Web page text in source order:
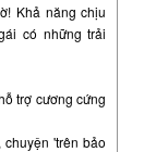
Khả năng chịu
có những trải
trợ cương cứng
'trên bảo